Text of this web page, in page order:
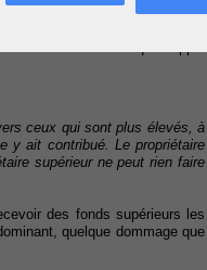
considère que l’appel
ceux qui sont plus élevés, à
y ait contribué. Le propriétaire
supérieur ne peut rien faire
des fonds supérieurs les
quelque dommage que